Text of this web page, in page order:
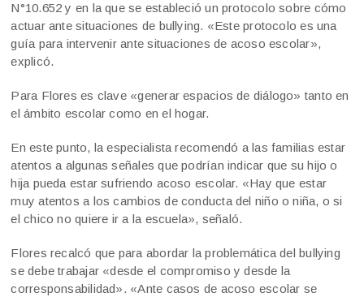
N°10.652 y en la que se estableció un protocolo sobre cómo
actuar ante situaciones de bullying. «Este protocolo es una
guía para intervenir ante situaciones de acoso escolar»,
explicó.
Para Flores es clave «generar espacios de diálogo» tanto en
el ámbito escolar como en el hogar.
En este punto, la especialista recomendó a las familias estar
atentos a algunas señales que podrían indicar que su hijo o
hija pueda estar sufriendo acoso escolar. «Hay que estar
muy atentos a los cambios de conducta del niño o niña, o si
el chico no quiere ir a la escuela», señaló.
Flores recalcó que para abordar la problemática del bullying
se debe trabajar «desde el compromiso y desde la
corresponsabilidad». «Ante casos de acoso escolar se